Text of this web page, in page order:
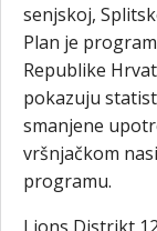
senjskoj,
Plan je
Republike
pokazuju
smanjene
vršnjačkom
programu.